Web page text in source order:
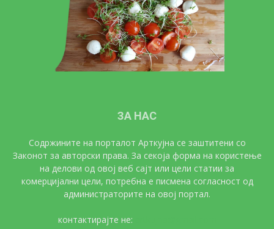
ЗА НАС
Содржините на порталот Арткујна се заштитени со
Законот за авторски права. За секоја форма на користење
на делови од овој веб сајт или цели статии за
комерцијални цели, потребна е писмена согласност од
администраторите на овој портал.
контактирајте не: